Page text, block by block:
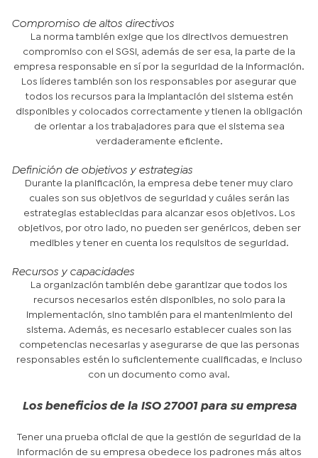
Compromiso de altos directivos
La norma también exige que los directivos demuestren
compromiso con el SGSI, además de ser esa, la parte de la
empresa responsable en sí por la seguridad de la información.
Los líderes también son los responsables por asegurar que
todos los recursos para la implantación del sistema estén
disponibles y colocados correctamente y tienen la obligación
de orientar a los trabajadores para que el sistema sea
verdaderamente eficiente.
Definición de objetivos y estrategias
Durante la planificación, la empresa debe tener muy claro
cuales son sus objetivos de seguridad y cuáles serán las
estrategias establecidas para alcanzar esos objetivos. Los
objetivos, por otro lado, no pueden ser genéricos, deben ser
medibles y tener en cuenta los requisitos de seguridad.
Recursos y capacidades
La organización también debe garantizar que todos los
recursos necesarios estén disponibles, no solo para la
implementación, sino también para el mantenimiento del
sistema. Además, es necesario establecer cuales son las
competencias necesarias y asegurarse de que las personas
responsables estén lo suficientemente cualificadas, e incluso
con un documento como aval.
Los beneficios de la ISO 27001 para su empresa
Tener una prueba oficial de que la gestión de seguridad de la
información de su empresa obedece los padrones más altos